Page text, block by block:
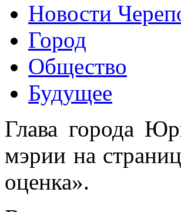
Новости
Город
Общество
Будущее
Глава города
мэрии на
оценка».